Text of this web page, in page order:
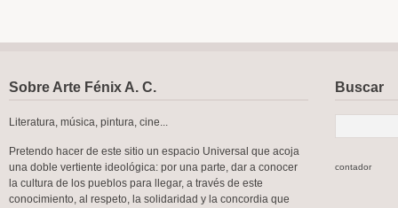
Sobre Arte Fénix A. C.
Literatura, música, pintura, cine...
Pretendo hacer de este sitio un espacio Universal que acoja
una doble vertiente ideológica: por una parte, dar a conocer
la cultura de los pueblos para llegar, a través de este
conocimiento, al respeto, la solidaridad y la concordia que
Buscar
contador